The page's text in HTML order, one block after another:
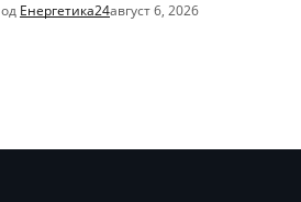
од Енергетика24август 6, 2026